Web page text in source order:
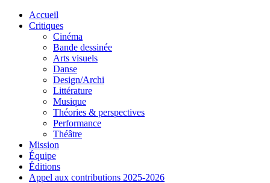
Skip
Accueil
Critiques
Cinéma
Bande dessinée
Arts visuels
Danse
Design/Archi
Littérature
Musique
Théories & perspectives
Performance
Théâtre
Mission
Équipe
Éditions
Appel aux contributions 2025-2026